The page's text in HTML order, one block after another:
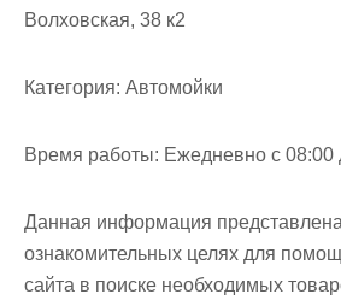
Волховская, 38 к2
Категория: Автомойки
Время работы: Ежедневно с 08:00
Данная информация
ознакомительных целях для
сайта в поиске необходимых